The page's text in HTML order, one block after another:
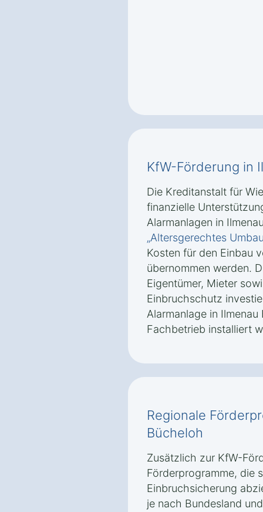
KfW-Förderung in
Die Kreditanstalt für
finanzielle
Alarmanlagen in
„Altersgerechtes
Kosten für den Einbau
übernommen werden.
Eigentümer, Mieter
Einbruchschutz
Alarmanlage in
Fachbetrieb installiert
Regionale
Bücheloh
Zusätzlich zur KfW-
Förderprogramme, die
Einbruchsicherung
je nach Bundesland